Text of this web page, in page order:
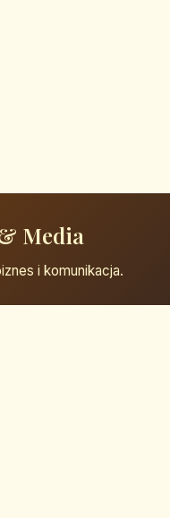
Media
i komunikacja.